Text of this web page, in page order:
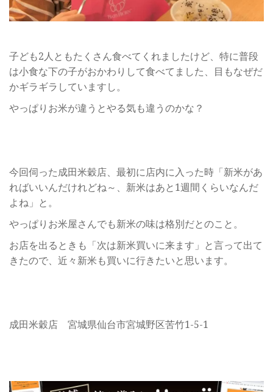
子ども2人ともたくさん食べてくれましたけど、特に普段
は小食な下の子がおかわりして食べてました、目もなぜだ
かギラギラしていますし。
やっぱりお米が違うとやる気も違うのかな？
今回伺った成田米穀店、最初に店内に入った時「新米があ
ればいいんだけれどね～、新米はあと1週間くらいなんだ
よね」と。
やっぱりお米屋さんでも新米の味は格別だとのこと。
お店を出るときも「次は新米買いに来ます」と言って出て
きたので、近々新米も買いに行きたいと思います。
成田米穀店 宮城県仙台市宮城野区苦竹1-5-1